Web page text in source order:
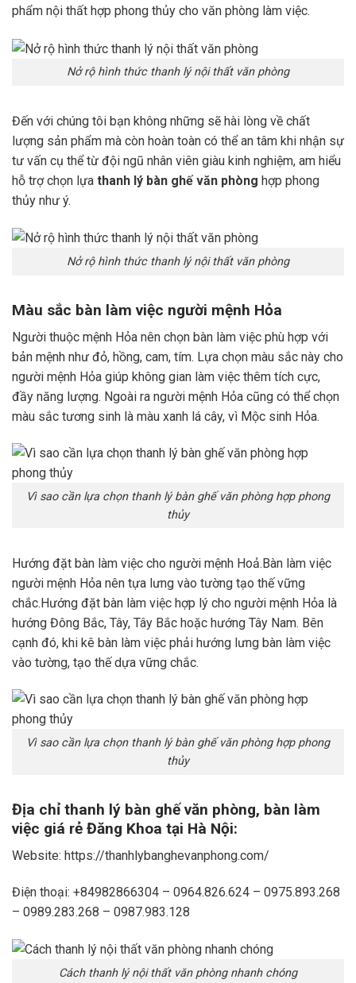
phẩm nội thất hợp phong thủy cho văn phòng làm việc.
Nở rộ hình thức thanh lý nội thất văn phòng
Đến với chúng tôi bạn không những sẽ hài lòng về chất
lượng sản phẩm mà còn hoàn toàn có thể an tâm khi nhận sự
tư vấn cụ thể từ đội ngũ nhân viên giàu kinh nghiệm, am hiểu
hỗ trợ chọn lựa thanh lý bàn ghế văn phòng hợp phong
thủy như ý.
Nở rộ hình thức thanh lý nội thất văn phòng
Màu sắc bàn làm việc người mệnh Hỏa
Người thuộc mệnh Hỏa nên chọn bàn làm việc phù hợp với
bản mệnh như đỏ, hồng, cam, tím. Lựa chọn màu sắc này cho
người mệnh Hỏa giúp không gian làm việc thêm tích cực,
đầy năng lượng. Ngoài ra người mệnh Hỏa cũng có thể chọn
màu sắc tương sinh là màu xanh lá cây, vì Mộc sinh Hỏa.
Vì sao cần lựa chọn thanh lý bàn ghế văn phòng hợp phong
thủy
Hướng đặt bàn làm việc cho người mệnh Hoả.Bàn làm việc
người mệnh Hỏa nên tựa lưng vào tường tạo thế vững
chắc.Hướng đặt bàn làm việc hợp lý cho người mệnh Hỏa là
hướng Đông Bắc, Tây, Tây Bắc hoặc hướng Tây Nam. Bên
cạnh đó, khi kê bàn làm việc phải hướng lưng bàn làm việc
vào tường, tạo thế dựa vững chắc.
Vì sao cần lựa chọn thanh lý bàn ghế văn phòng hợp phong
thủy
Địa chỉ thanh lý bàn ghế văn phòng, bàn làm
việc giá rẻ Đăng Khoa tại Hà Nội:
Website: https://thanhlybanghevanphong.com/
Điện thoại: +84982866304 – 0964.826.624 – 0975.893.268
– 0989.283.268 – 0987.983.128
Cách thanh lý nội thất văn phòng nhanh chóng